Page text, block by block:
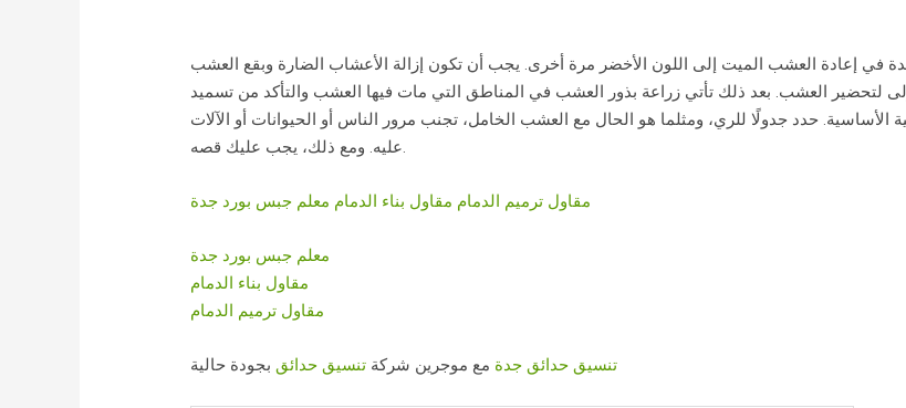
في إعادة العشب الميت إلى اللون الأخضر مرة أخرى. يجب أن تكون إزالة الأعشاب الضارة وبقع العشب
لتحضير العشب. بعد ذلك تأتي زراعة بذور العشب في المناطق التي مات فيها العشب والتأكد من تسميد
حدد جدولًا للري، ومثلما هو الحال مع العشب الخامل، تجنب مرور الناس أو الحيوانات أو الآلات
عليه. ومع ذلك، يجب عليك قصه.
مقاول ترميم الدمام مقاول بناء الدمام معلم جبس بورد جدة
معلم جبس بورد جدة
مقاول بناء الدمام
مقاول ترميم الدمام
تنسيق حدائق جدة مع موجرين شركة تنسيق حدائقبجودة حالية